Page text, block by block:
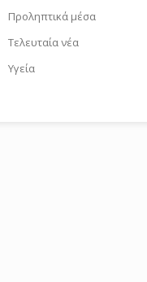
Προληπτικά μέσα
Τελευταία νέα
Υγεία